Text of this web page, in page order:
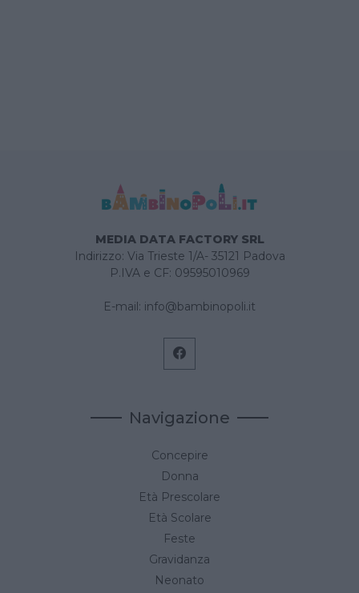
MEDIA DATA FACTORY SRL
Indirizzo: Via Trieste 1/A- 35121 Padova
P.IVA e CF: 09595010969
E-mail: info@bambinopoli.it
Navigazione
Concepire
Donna
Età Prescolare
Età Scolare
Feste
Gravidanza
Neonato